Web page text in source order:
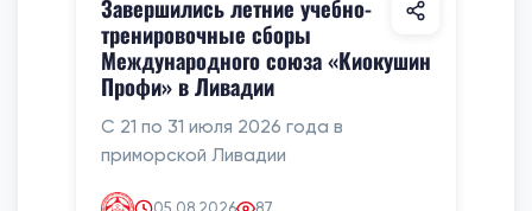
Завершились летние учебно-
тренировочные сборы
Международного союза «Киокушин
Профи» в Ливадии
С 21 по 31 июля 2026 года в
приморской Ливадии